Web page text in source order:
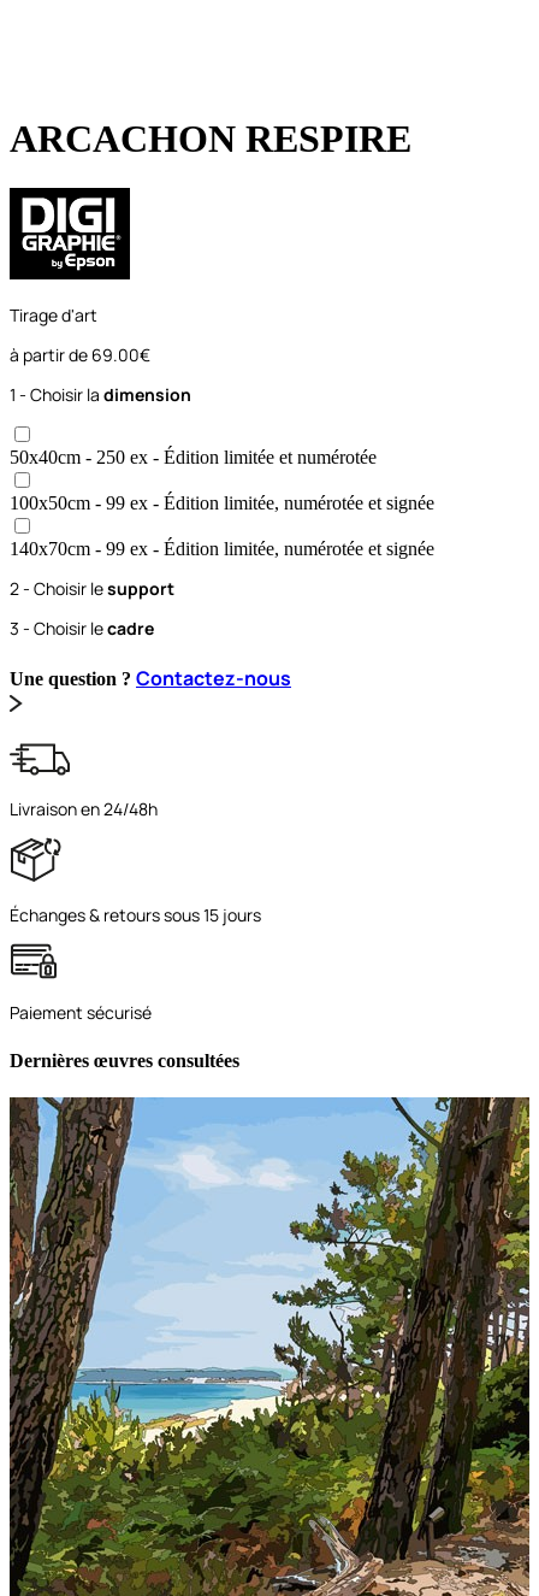
ARCACHON RESPIRE
Tirage d'art
à partir de 69.00€
1 - Choisir la dimension
50x40cm - 250 ex - Édition limitée et numérotée
100x50cm - 99 ex - Édition limitée, numérotée et signée
140x70cm - 99 ex - Édition limitée, numérotée et signée
2 - Choisir lesupport
3 - Choisir lecadre
Une question ? Contactez-nous
Livraison en 24/48h
Échanges & retours sous 15 jours
Paiement sécurisé
Dernières œuvres consultées